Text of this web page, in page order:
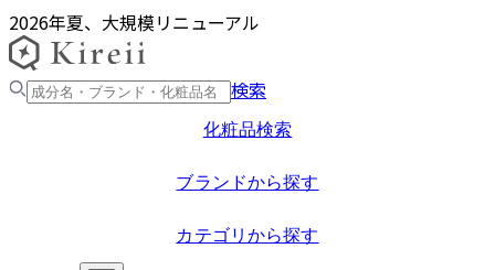
2026年夏、大規模リニューアル
検索
化粧品検索
ブランドから探す
カテゴリから探す